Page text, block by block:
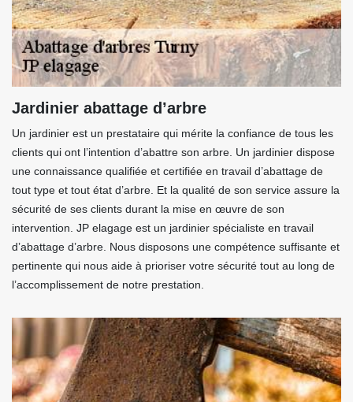
Jardinier abattage d’arbre
Un jardinier est un prestataire qui mérite la confiance de tous les
clients qui ont l’intention d’abattre son arbre. Un jardinier dispose
une connaissance qualifiée et certifiée en travail d’abattage de
tout type et tout état d’arbre. Et la qualité de son service assure la
sécurité de ses clients durant la mise en œuvre de son
intervention. JP elagage est un jardinier spécialiste en travail
d’abattage d’arbre. Nous disposons une compétence suffisante et
pertinente qui nous aide à prioriser votre sécurité tout au long de
l’accomplissement de notre prestation.